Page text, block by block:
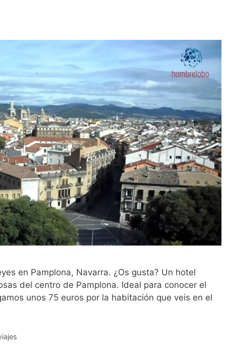
en Pamplona, Navarra. ¿Os gusta? Un hotel
del centro de Pamplona. Ideal para conocer el
unos 75 euros por la habitación que veis en el